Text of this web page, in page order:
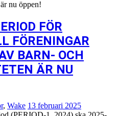
FÖR
FÖRENINGAR
BARN- OCH
ÄR NU
, Wake 13 februari 2025